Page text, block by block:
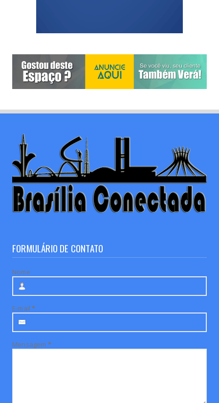
FORMULÁRIO DE CONTATO
Nome
E-mail*
Mensagem *